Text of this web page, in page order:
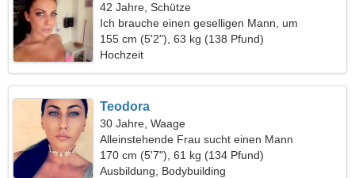
42 Jahre, Schütze
Ich brauche einen geselligen Mann, um
zusammen zu reisen
155 cm (5'2"), 63 kg (138 Pfund)
Hochzeit
Teodora
30 Jahre, Waage
Alleinstehende Frau sucht einen Mann
170 cm (5'7"), 61 kg (134 Pfund)
Ausbildung, Bodybuilding